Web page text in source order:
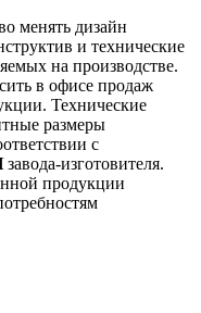
менять дизайн
и технические
на производстве.
в офисе продаж
Технические
размеры
с
завода-изготовителя.
продукции